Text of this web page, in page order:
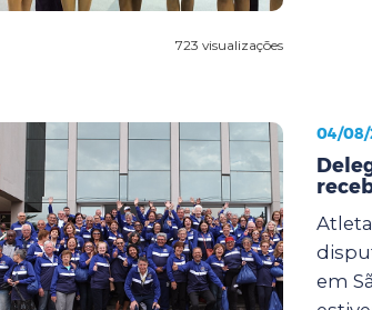
723 visualizações
04/08/
em